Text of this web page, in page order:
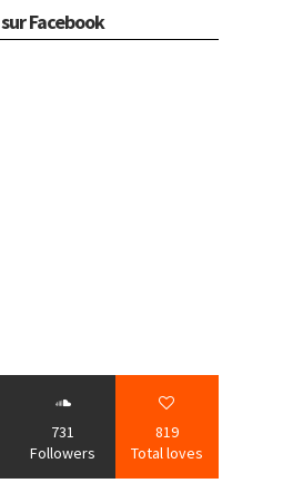
Facebook
731
Followers
819
Total loves